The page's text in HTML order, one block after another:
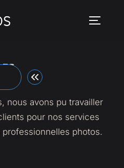
nous avons pu travailler
pour nos services
photos.